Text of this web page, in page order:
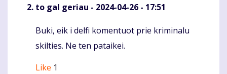
to gal geriau - 2024-04-26 - 17:51
Komentaras
Buki, eik i delfi komentuot prie kriminalu
skilties. Ne ten pataikei.
Like 1